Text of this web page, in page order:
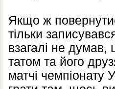
Якщо ж
тільки
взагалі не
татом та його
матчі чемпіонату